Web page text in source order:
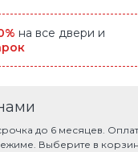
на все двери и
до 6 месяцев.
Выберите в